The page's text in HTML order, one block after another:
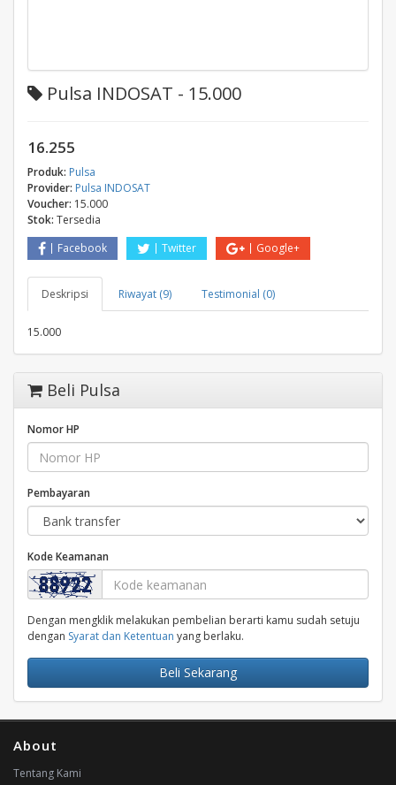
Pulsa INDOSAT - 15.000
16.255
Produk: Pulsa
Provider: Pulsa INDOSAT
Voucher: 15.000
Stok: Tersedia
Facebook
Twitter Google+
Deskripsi Riwayat (9) Testimonial (0)
15.000
Beli Pulsa
Nomor HP
Pembayaran
Kode Keamanan
Dengan mengklik melakukan pembelian berarti kamu sudah setuju
dengan Syarat dan Ketentuan yang berlaku.
Beli Sekarang
About
Tentang Kami